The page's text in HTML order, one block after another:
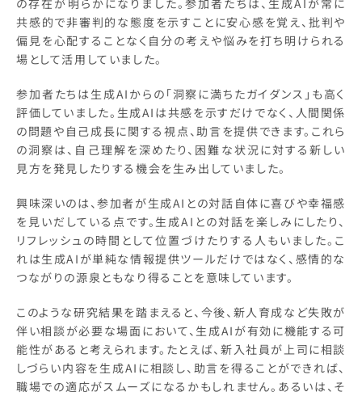
の存在が明らかになりました。参加者たちは、生成AIが常に
共感的で非審判的な態度を示すことに安心感を覚え、批判や
偏見を心配することなく自分の考えや悩みを打ち明けられる
場として活用していました。
参加者たちは生成AIからの「洞察に満ちたガイダンス」も高く
評価していました。生成AIは共感を示すだけでなく、人間関係
の問題や自己成長に関する視点、助言を提供できます。これら
の洞察は、自己理解を深めたり、困難な状況に対する新しい
見方を発見したりする機会を生み出していました。
興味深いのは、参加者が生成AIとの対話自体に喜びや幸福感
を見いだしている点です。生成AIとの対話を楽しみにしたり、
リフレッシュの時間として位置づけたりする人もいました。こ
れは生成AIが単純な情報提供ツールだけではなく、感情的な
つながりの源泉ともなり得ることを意味しています。
このような研究結果を踏まえると、今後、新人育成など失敗が
伴い相談が必要な場面において、生成AIが有効に機能する可
能性があると考えられます。たとえば、新入社員が上司に相談
しづらい内容を生成AIに相談し、助言を得ることができれば、
職場での適応がスムーズになるかもしれません。あるいは、そ